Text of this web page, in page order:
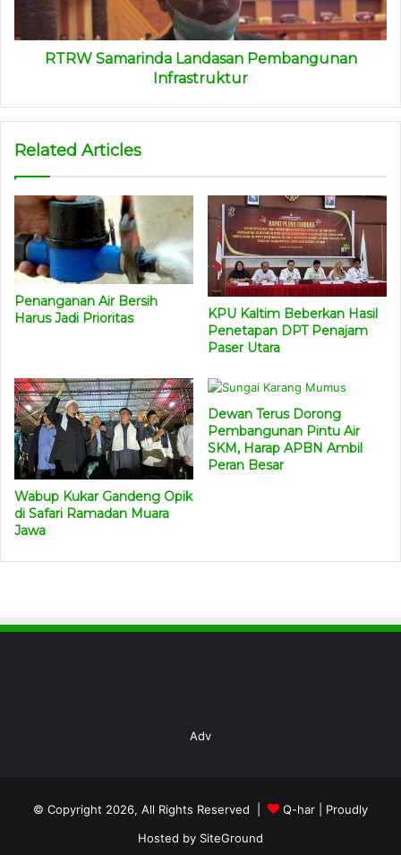
RTRW Samarinda Landasan Pembangunan
Infrastruktur
Related Articles
Penanganan Air Bersih
Harus Jadi Prioritas
KPU Kaltim Beberkan Hasil
Penetapan DPT Penajam
Paser Utara
Wabup Kukar Gandeng Opik
di Safari Ramadan Muara
Jawa
Dewan Terus Dorong
Pembangunan Pintu Air
SKM, Harap APBN Ambil
Peran Besar
Adv
© Copyright 2026, All Rights Reserved | Q-har | Proudly
Hosted by SiteGround